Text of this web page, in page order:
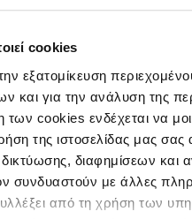
cookies
εξατομίκευση
και για την ανάλυση της
των cookies ενδέχεται να
της ιστοσελίδας μας
διαφημίσεων και
συνδυαστούν με άλλες
από τη χρήση των
ΕΡΜΗΣ
4 KRASAVA Ε.Ν.Y. 92'
F.C.1 3KRASAVA Ε.Ν.Y. 98'